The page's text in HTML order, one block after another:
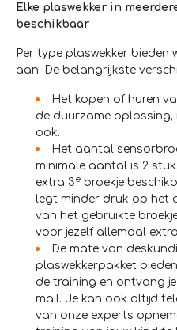
Elke plaswekker in
beschikbaar
Per type plaswekker bieden
aan. De belangrijkste
Het kopen of huren
de duurzame
ook.
Het aantal
minimale aantal is 2
extra 3e broekje
legt minder druk op het
van het gebruikte
voor jezelf allemaal
De mate van
plaswekkerpakket
de training en ontvang
mail. Je kan ook altijd
van onze experts